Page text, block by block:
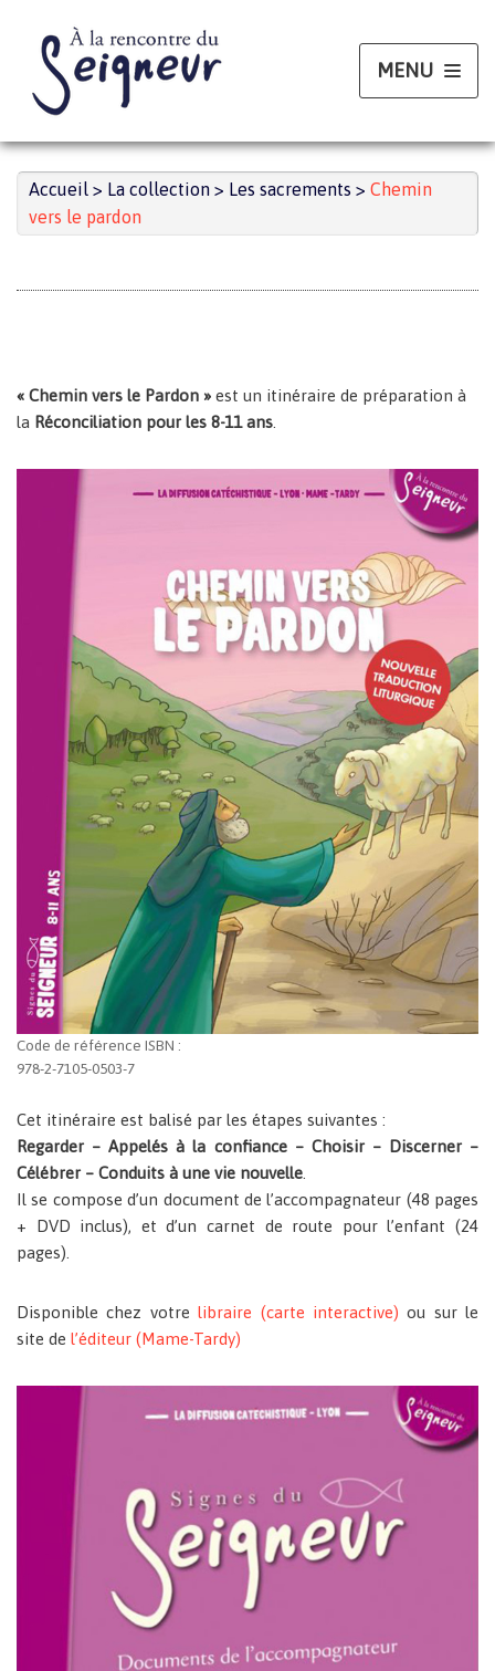
Aller
contenu
Accueil> La collection> Les sacrements > Chemin
vers le pardon
« Chemin vers le Pardon » est un itinéraire de préparation à
la Réconciliation pour les 8-11 ans
Code de référence ISBN :
978-2-7105-0503-7
Cet itinéraire est balisé par les étapes suivantes :
Regarder – Appelés à la confiance – Choisir – Discerner –
Célébrer – Conduits à une vie nouvelle
Il se compose d’un document de l’accompagnateur (48 pages
+ DVD inclus), et d’un carnet de route pour l’enfant (24
pages).
Disponible chez votrelibraire (carte interactive) ou sur le
site de l’éditeur (Mame-Tardy)